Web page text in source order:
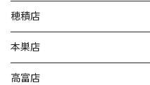
穂積店
本巣店
高富店